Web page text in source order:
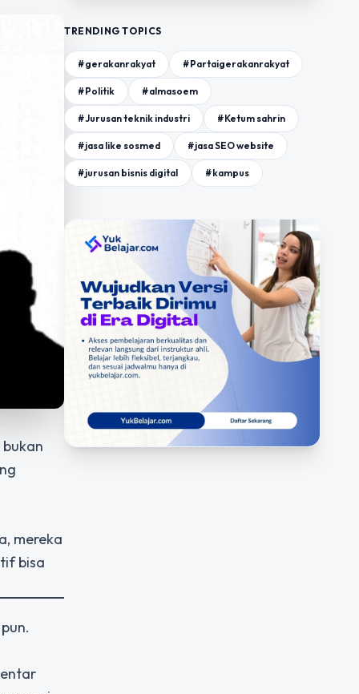
mereka
bisa
TRENDING TOPICS
#gerakanrakyat #Partaigerakanrakyat
#Politik #almasoem
#Jurusan teknik industri #Ketum sahrin
#jasa like sosmed #jasa SEO website
#jurusan bisnis digital #kampus